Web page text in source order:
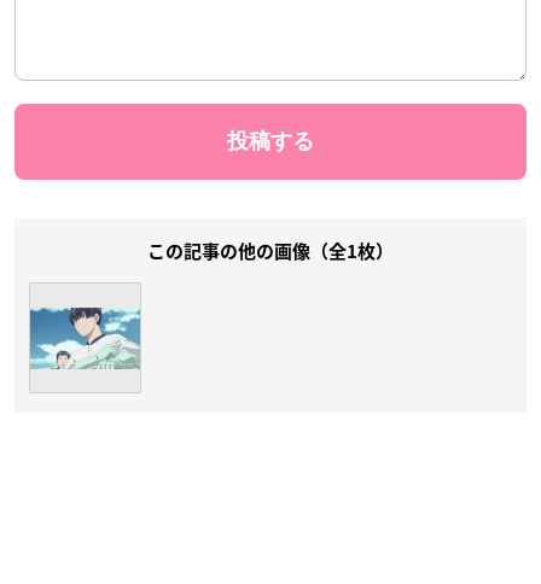
この記事の他の画像（全1枚）